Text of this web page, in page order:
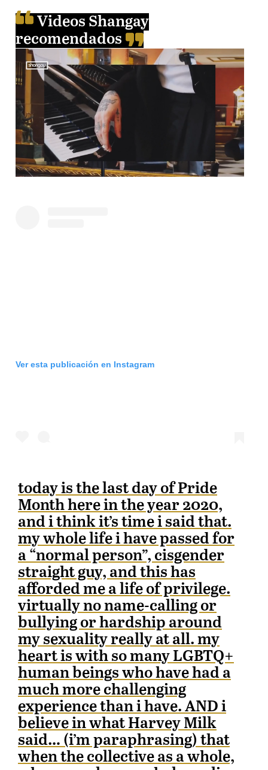
Videos Shangay
recomendados
Ver esta publicación en Instagram
today is the last day of Pride
Month here in the year 2020,
and i think it’s time i said that.
my whole life i have passed for
a “normal person”, cisgender
straight guy, and this has
afforded me a life of privilege.
virtually no name-calling or
bullying or hardship around
my sexuality really at all. my
heart is with so many LGBTQ+
human beings who have had a
much more challenging
experience than i have. AND i
believe in what Harvey Milk
said… (i’m paraphrasing) that
when the collective as a whole,